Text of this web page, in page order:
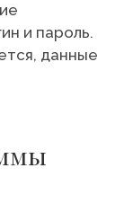
и пароль.
данные